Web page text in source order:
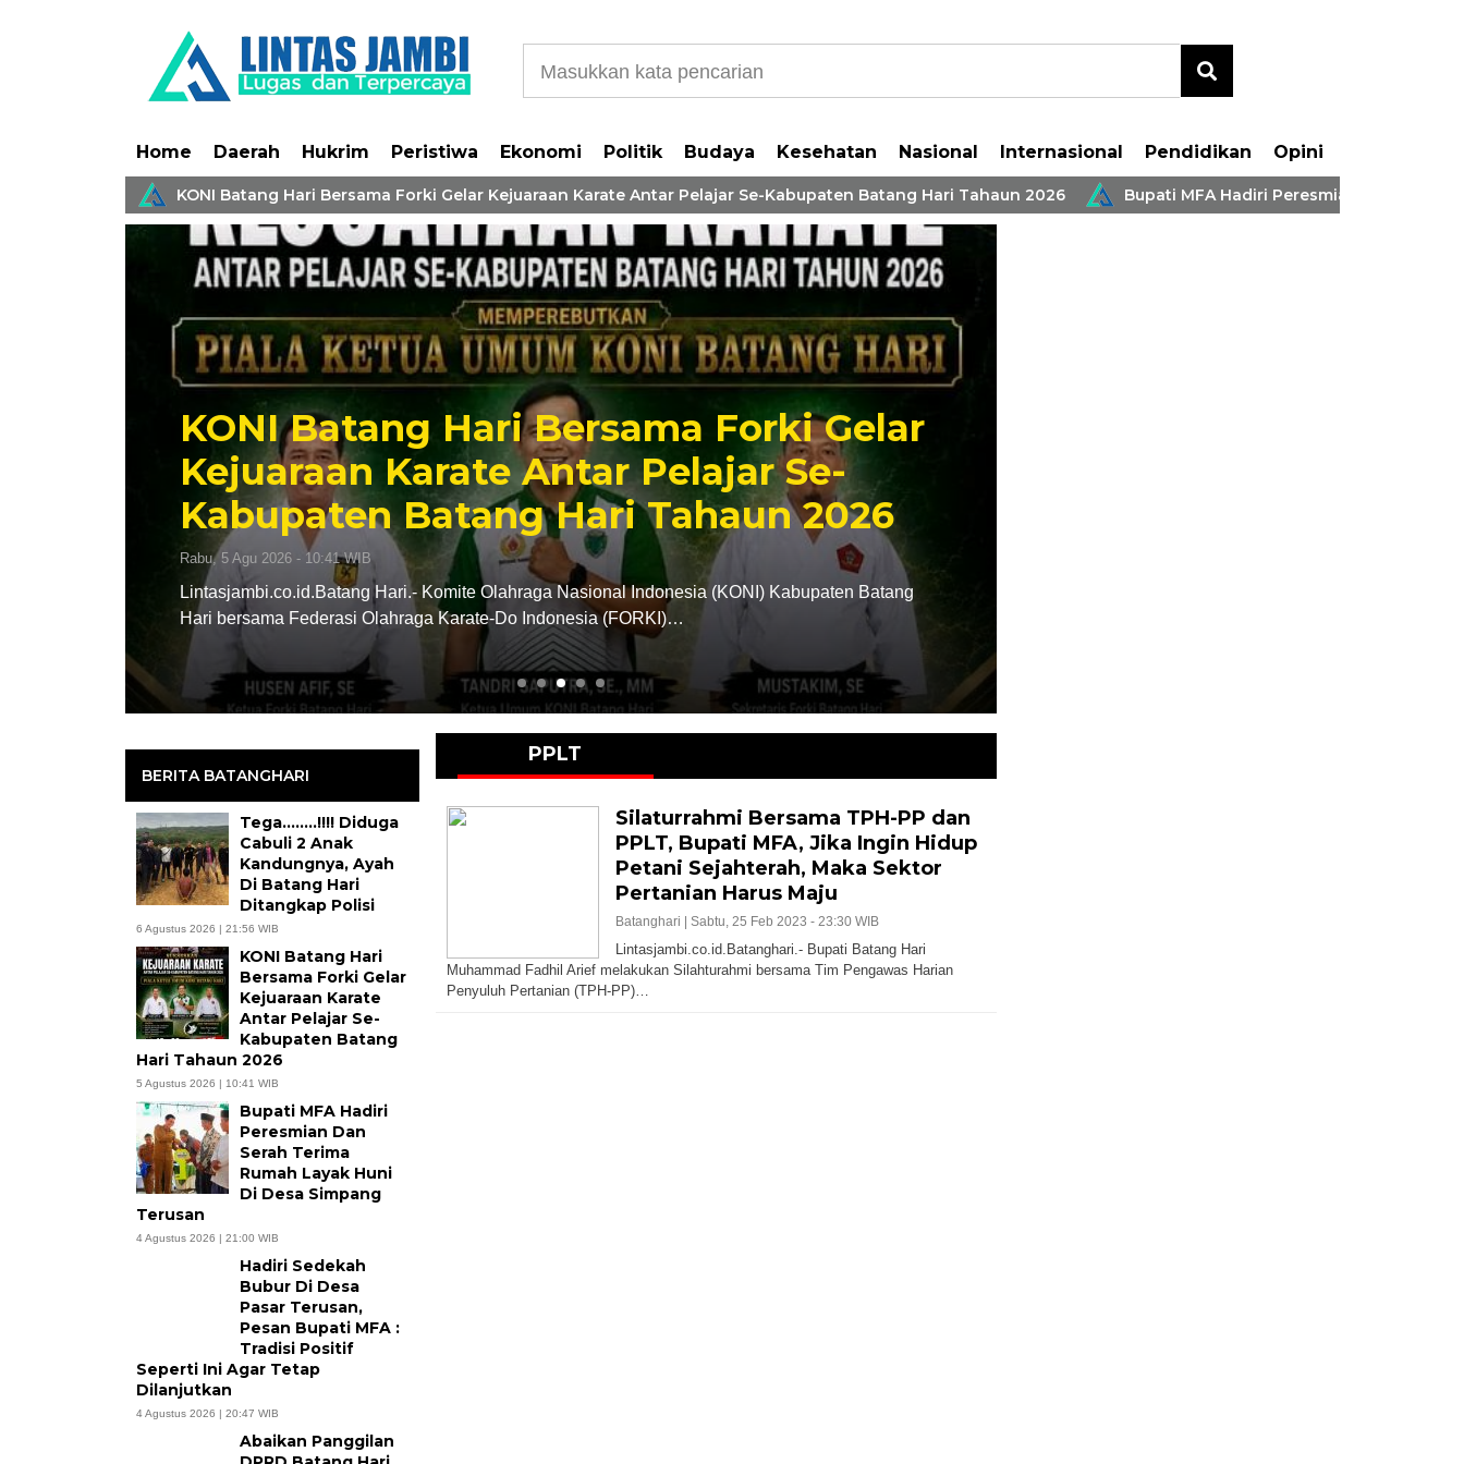
Home Daerah Hukrim Peristiwa Ekonomi Politik Budaya Kesehatan Nasional Internasional Pendidikan Opini
KONI Batang Hari Bersama Forki Gelar Kejuaraan Karate Antar Pelajar Se-Kabupaten Batang Hari Tahaun 2026 Bupati MFA Hadiri Peresmian Dan Serah
Batang Hari Bersama Forki Gelar
Karate Antar Pelajar Se-
Batang Hari Tahaun 2026
Hari.- Komite Olahraga Nasional Indonesia (KONI) Kabupaten Batang
bersama Federasi Olahraga Karate-Do Indonesia (FORKI)…
Bupati MFA Hadiri Peresmian
Serah Terima Rumah Layak
Desa Simpang Terusan
Selasa, 4 Agu 2026 - 21:00 WIB
Lintasjambi.co.id.Batang Hari.- Bupati Batang Hari Mhd. Fadhil Arief
mengapresiasi kegiatan peresmian serta serah terima…
BERITA BATANGHARI
Tega……..!!!! Diduga
Cabuli 2 Anak
Kandungnya, Ayah
Di Batang Hari
Ditangkap Polisi
6 Agustus 2026 | 21:56 WIB
KONI Batang Hari
Bersama Forki Gelar
Kejuaraan Karate
Antar Pelajar Se-
Kabupaten Batang
Hari Tahaun 2026
5 Agustus 2026 | 10:41 WIB
Bupati MFA Hadiri
Peresmian Dan
Serah Terima
Rumah Layak Huni
Di Desa Simpang
Terusan
4 Agustus 2026 | 21:00 WIB
Hadiri Sedekah
Bubur Di Desa
Pasar Terusan,
Pesan Bupati MFA :
Tradisi Positif
Seperti Ini Agar Tetap
Dilanjutkan
4 Agustus 2026 | 20:47 WIB
Abaikan Panggilan
PPLT
Silaturrahmi Bersama TPH-PP dan
PPLT, Bupati MFA, Jika Ingin Hidup
Petani Sejahterah, Maka Sektor
Pertanian Harus Maju
Batanghari | Sabtu, 25 Feb 2023 - 23:30 WIB
Lintasjambi.co.id.Batanghari.- Bupati Batang Hari
Muhammad Fadhil Arief melakukan Silahturahmi bersama Tim Pengawas Harian
Penyuluh Pertanian (TPH-PP)…